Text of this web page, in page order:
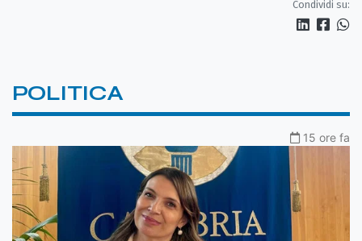
Condividi su:
POLITICA
15 ore fa